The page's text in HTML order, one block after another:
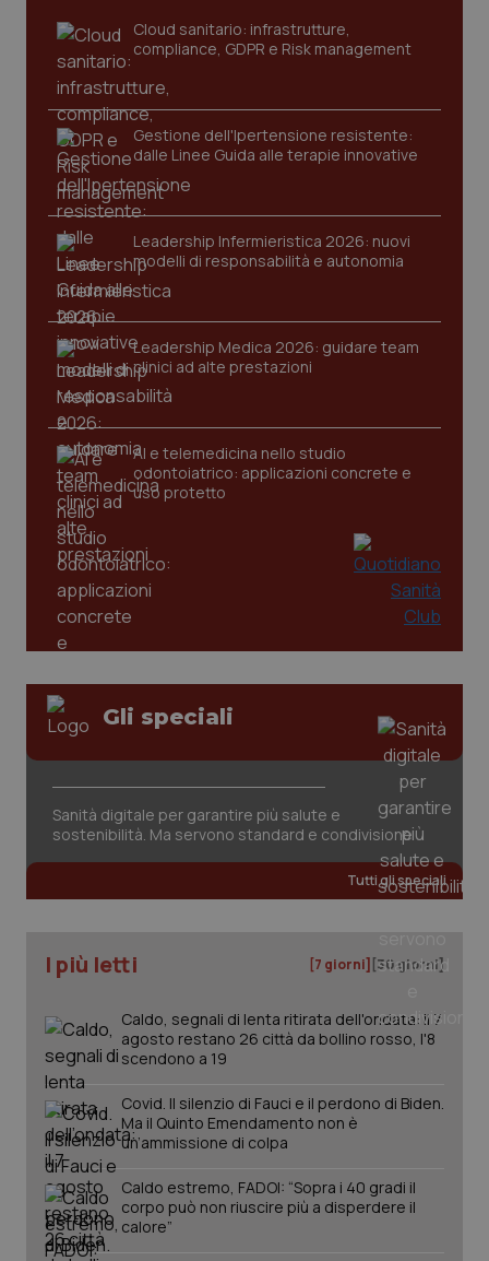
Cloud sanitario: infrastrutture,
compliance, GDPR e Risk management
Gestione dell'Ipertensione resistente:
dalle Linee Guida alle terapie innovative
Leadership Infermieristica 2026: nuovi
modelli di responsabilità e autonomia
Leadership Medica 2026: guidare team
clinici ad alte prestazioni
AI e telemedicina nello studio
odontoiatrico: applicazioni concrete e
uso protetto
Gli speciali
Sanità digitale per garantire più salute e
sostenibilità. Ma servono standard e condivisione
Tutti gli speciali
I più letti [7 giorni] [30 giorni]
Caldo, segnali di lenta ritirata dell'ondata: il 7
agosto restano 26 città da bollino rosso, l'8
scendono a 19
Covid. Il silenzio di Fauci e il perdono di Biden.
Ma il Quinto Emendamento non è
un’ammissione di colpa
Caldo estremo, FADOI: “Sopra i 40 gradi il
corpo può non riuscire più a disperdere il
calore”
tracking-sites-ironfish-
tracking-enable
www.quotidianosanita.it
tracking-sites-ironfish-
session-id
_ga
PHPSESSID
PHP.net
www.quotidianosanita.it